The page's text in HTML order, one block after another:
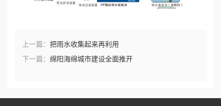
上一篇： 把雨水收集起来再利用
下一篇： 绵阳海绵城市建设全面推开